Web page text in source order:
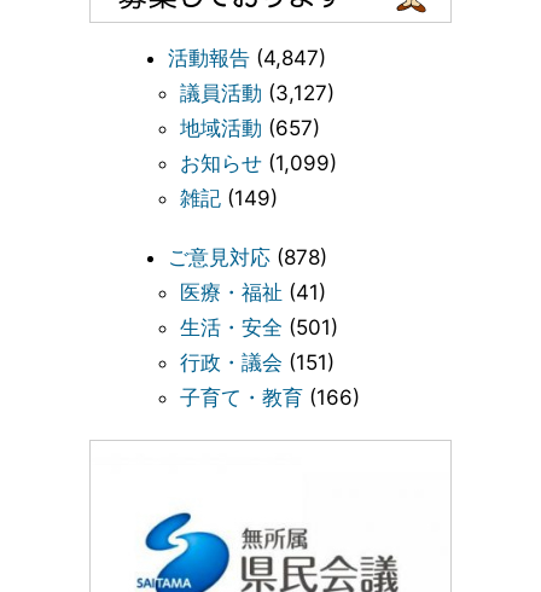
活動報告 (4,847)
議員活動 (3,127)
地域活動 (657)
お知らせ (1,099)
雑記 (149)
ご意見対応 (878)
医療・福祉 (41)
生活・安全 (501)
行政・議会 (151)
子育て・教育 (166)